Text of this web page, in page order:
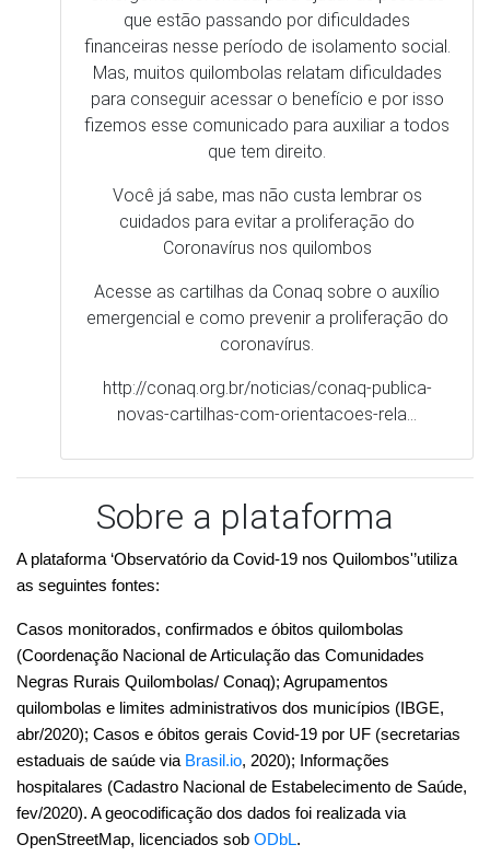
Coronavírus nos quilombos
Acesse as cartilhas da Conaq sobre o auxílio
emergencial e como prevenir a proliferação do
coronavírus.
http://conaq.org.br/noticias/conaq-publica-
novas-cartilhas-com-orientacoes-rela…
Sobre a plataforma
A plataforma ‘Observatório da Covid-19 nos Quilombos'’utiliza
Casos monitorados, confirmados e óbitos quilombolas
quilombolas e limites administrativos dos municípios (IBGE,
abr/2020); Casos e óbitos gerais Covid-19 por UF (secretarias
estaduais de saúde via
Brasil.io , 2020); Informações
hospitalares (Cadastro Nacional de Estabelecimento de Saúde,
fev/2020). A geocodificação dos dados foi realizada via
Ressaltamos que apesar da previsão constitucional de titulação
dos territórios quilombolas, até hoje o Estado brasileiro não
cumpriu seus deveres no que tange ao reconhecimento das
comunidades e titulação de seus territórios tradicionais
coletivos.
O IBGE realizou um amplo levantamento para identificar as
localidades quilombolas em todo o Brasil. Esse levantamento,